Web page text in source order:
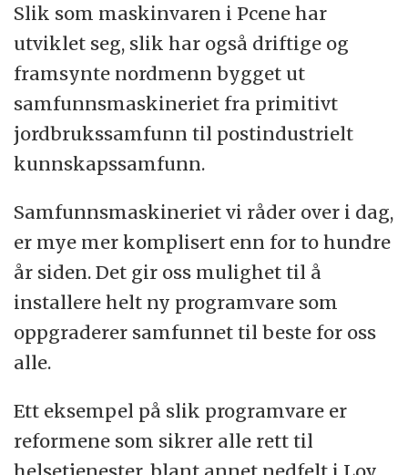
Slik som maskinvaren i Pcene har
utviklet seg, slik har også driftige og
framsynte nordmenn bygget ut
samfunnsmaskineriet fra primitivt
jordbrukssamfunn til postindustrielt
kunnskapssamfunn.
Samfunnsmaskineriet vi råder over i dag,
er mye mer komplisert enn for to hundre
år siden. Det gir oss mulighet til å
installere helt ny programvare som
oppgraderer samfunnet til beste for oss
alle.
Ett eksempel på slik programvare er
reformene som sikrer alle rett til